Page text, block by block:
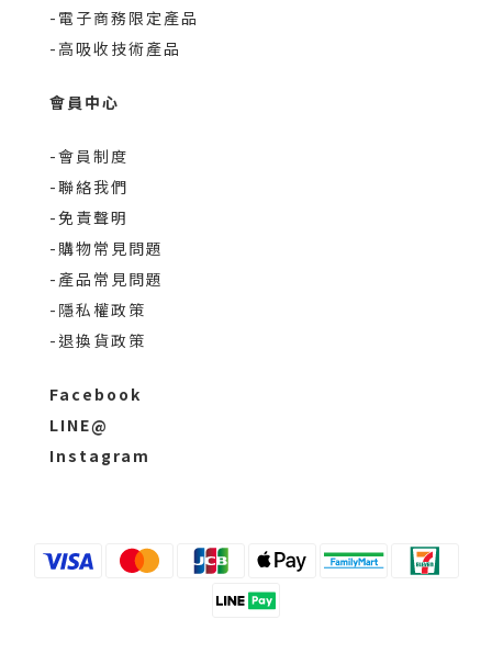
-電子商務限定產品
-高吸收技術產品
會員中心
-會員制度
-聯絡我們
-免責聲明
-購物常見問題
-產品常見問題
-隱私權政策
-退換貨政策
Facebook
LINE@
Instagram